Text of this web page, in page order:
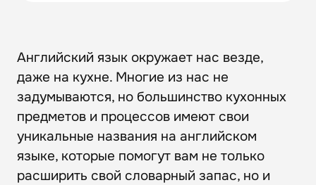
Английский язык окружает нас везде,
даже на кухне. Многие из нас не
задумываются, но большинство кухонных
предметов и процессов имеют свои
уникальные названия на английском
языке, которые помогут вам не только
расширить свой словарный запас, но и